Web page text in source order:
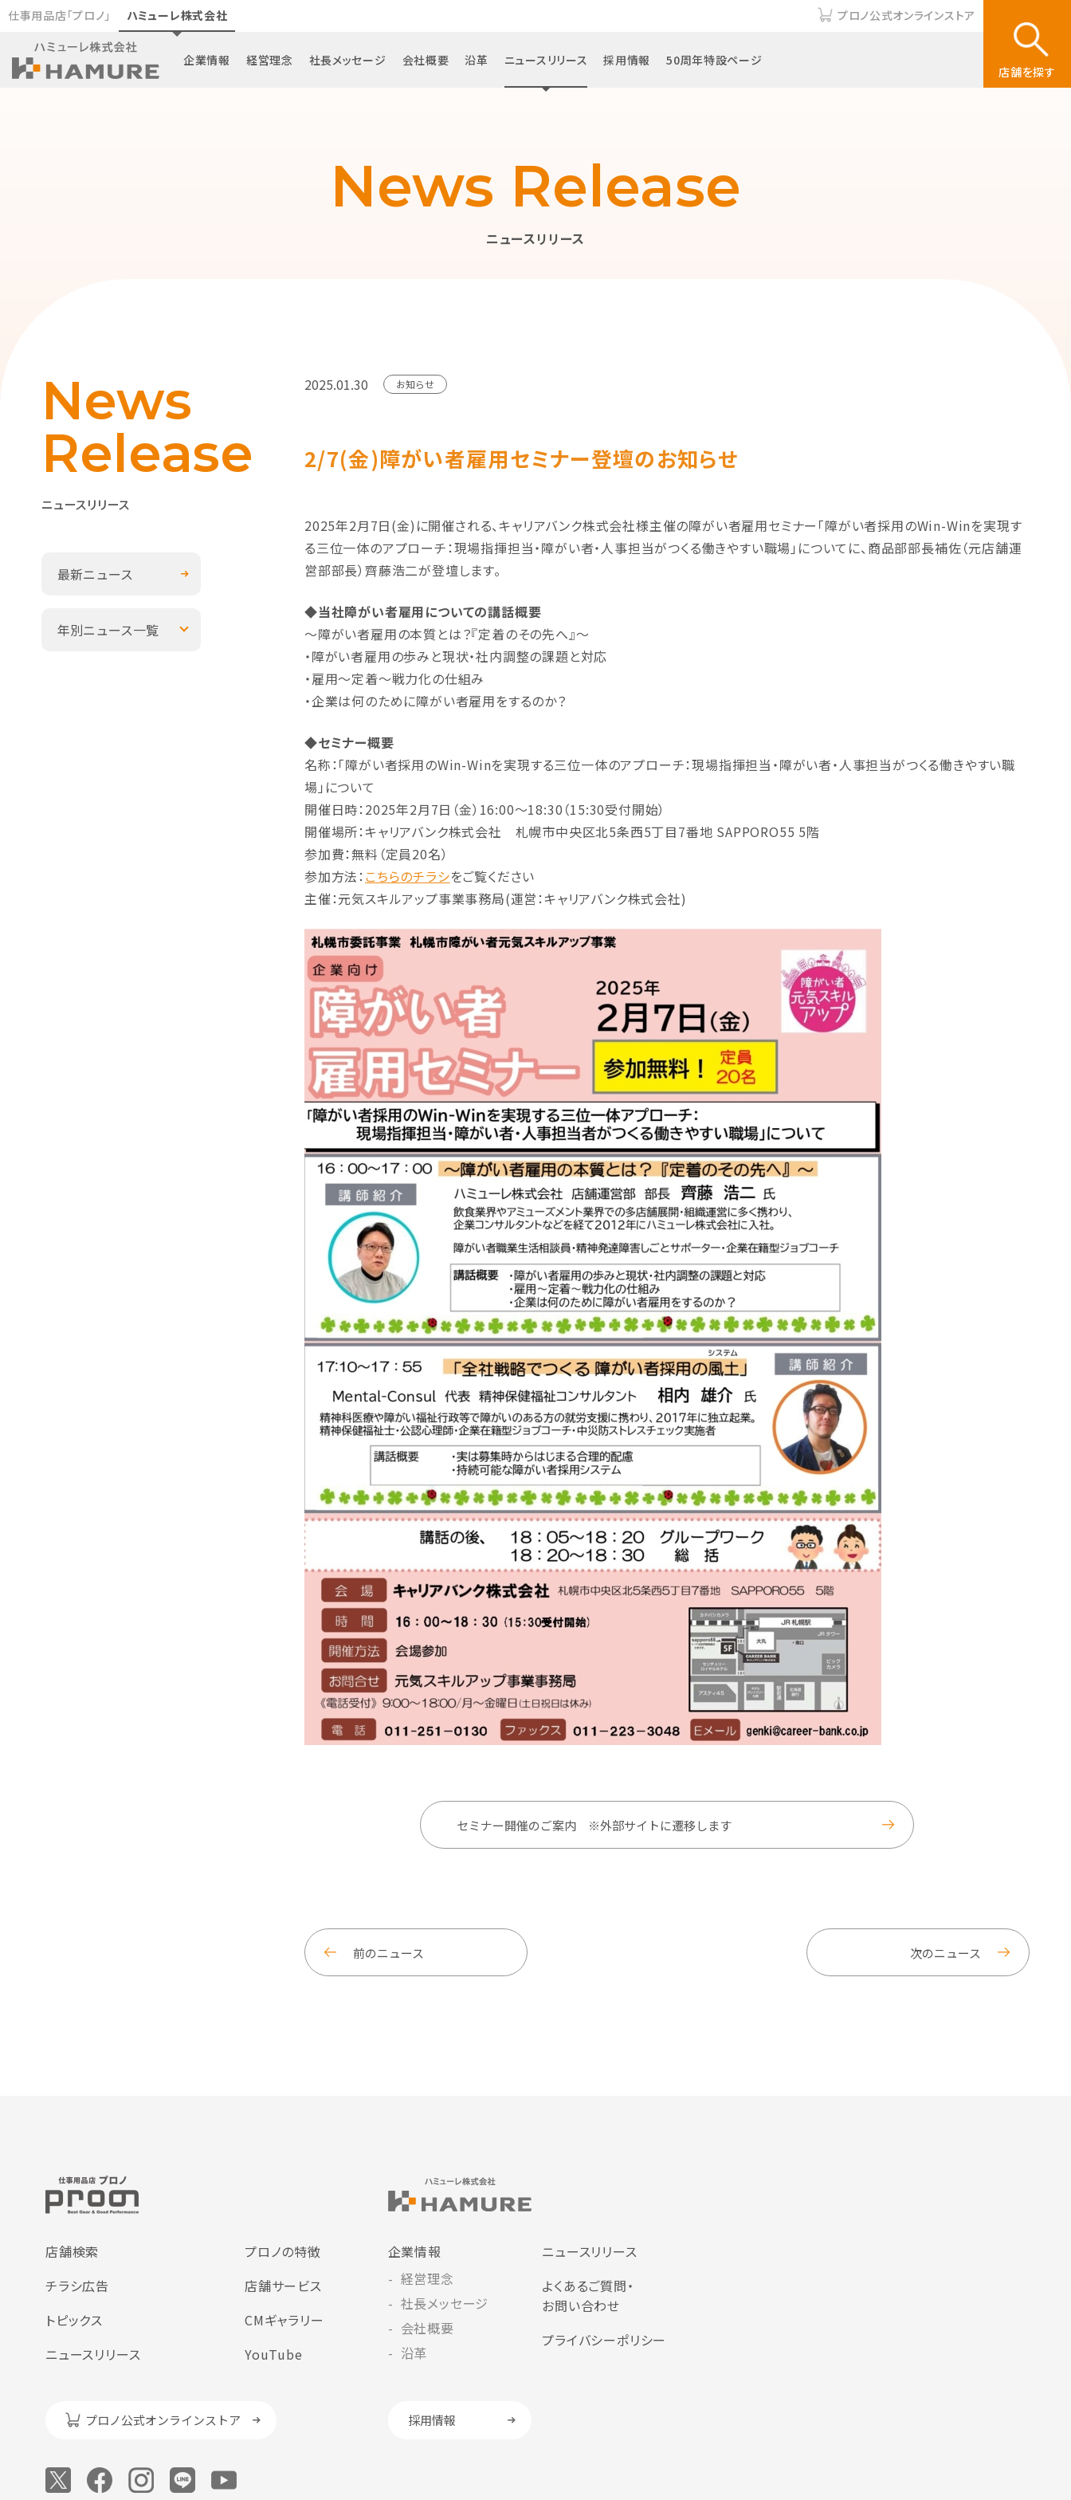
仕事用品店「プロノ」 ハミューレ株式会社 プロノ公式オンラインストア
企業情報 経営理念 社長メッセージ 会社概要 沿革 ニュースリリース 採用情報 50周年特設ページ
店舗を探す
ニュースリリース
News Release
ニュースリリース
News
Release
最新ニュース
年別ニュース一覧
2025.01.30 お知らせ
2/7(金)障がい者雇用セミナー登壇のお知らせ
2025年2月7日(金)に開催される、キャリアバンク株式会社様主催の障がい者雇用セミナー「障がい者採用のWin-Winを実現す
る三位一体のアプローチ：現場指揮担当・障がい者・人事担当がつくる働きやすい職場」についてに、商品部部長補佐（元店舗運
営部部長）齊藤浩二が登壇します。
◆当社障がい者雇用についての講話概要
～障がい者雇用の本質とは？『定着のその先へ』～
・障がい者雇用の歩みと現状・社内調整の課題と対応
・雇用～定着～戦力化の仕組み
・企業は何のために障がい者雇用をするのか？
◆セミナー概要
名称：「障がい者採用のWin-Winを実現する三位一体のアプローチ：現場指揮担当・障がい者・人事担当がつくる働きやすい職
場」について
開催日時：2025年2月7日（金）16:00～18:30（15:30受付開始）
開催場所：キャリアバンク株式会社 札幌市中央区北5条西5丁目7番地 SAPPORO55 5階
参加費：無料（定員20名）
参加方法： こちらのチラシをご覧ください
主催：元気スキルアップ事業事務局(運営：キャリアバンク株式会社)
セミナー開催のご案内 ※外部サイトに遷移します
前のニュース 次のニュース
店舗検索
チラシ広告
トピックス
ニュースリリース
プロノの特徴
店舗サービス
CMギャラリー
YouTube
プロノ公式オンラインストア
企業情報
経営理念
社長メッセージ
会社概要
沿革
ニュースリリース
よくあるご質問・
お問い合わせ
プライバシーポリシー
採用情報